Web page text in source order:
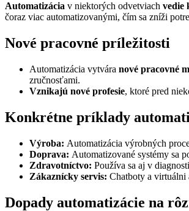
Automatizácia v niektorých odvetviach vedie
čoraz viac automatizovanými, čím sa zníži
Nové pracovné príležitosti
Automatizácia vytvára nové pracovné
zručnosťami.
Vznikajú nové profesie, ktoré pred
Konkrétne príklady
Výroba: Automatizácia výrobných
Doprava: Automatizované systémy sa
Zdravotníctvo: Používa sa aj v
Zákaznícky servis: Chatboty a virtuálni
Dopady automatizácie na